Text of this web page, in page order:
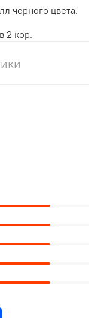
черного цвета.
2 кор.